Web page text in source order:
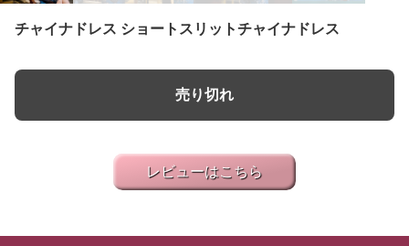
チャイナドレス ショートスリットチャイナドレス
売り切れ
レビューはこちら